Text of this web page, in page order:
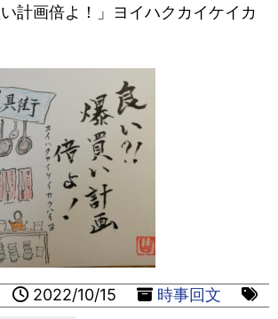
い計画倍よ！」ヨイハクカイケイカ
2022/10/15 時事回文